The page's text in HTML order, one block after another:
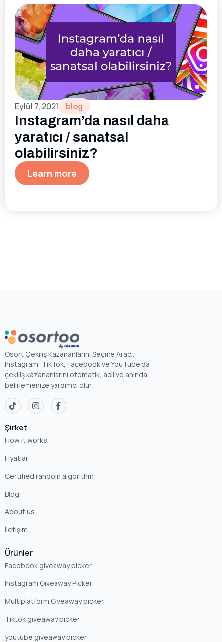
Eylül 7, 2021 blog
Instagram’da nasıl daha
yaratıcı / sanatsal
olabilirsiniz?
Learn more
Osort Çekiliş Kazananlarını Seçme Aracı,
Instagram, TikTok, Facebook ve YouTube’da
çekiliş kazananlarını otomatik, adil ve anında
belirlemenize yardımcı olur.
Şirket
How it works
Fiyatlar
Certified random algorithm
Blog
About us
İletişim
Ürünler
Facebook giveaway picker
Instagram Giveaway Picker
Multiplatform Giveaway picker
Tiktok giveaway picker
youtube giveaway picker